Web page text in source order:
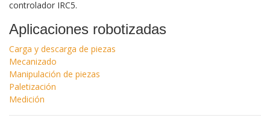
controlador IRC5.
Aplicaciones robotizadas
Carga y descarga de piezas
Mecanizado
Manipulación de piezas
Paletización
Medición